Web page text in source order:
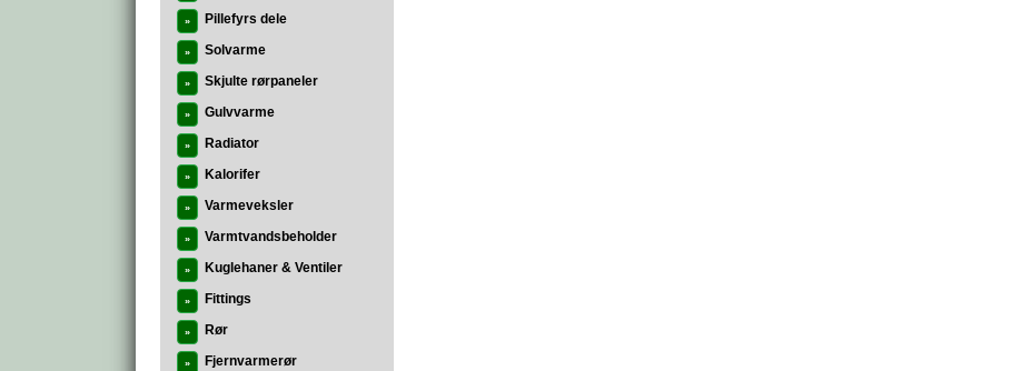
» Pillefyrs dele
» Solvarme
» Skjulte rørpaneler
» Gulvvarme
» Radiator
» Kalorifer
» Varmeveksler
» Varmtvandsbeholder
» Kuglehaner & Ventiler
» Fittings
» Rør
» Fjernvarmerør